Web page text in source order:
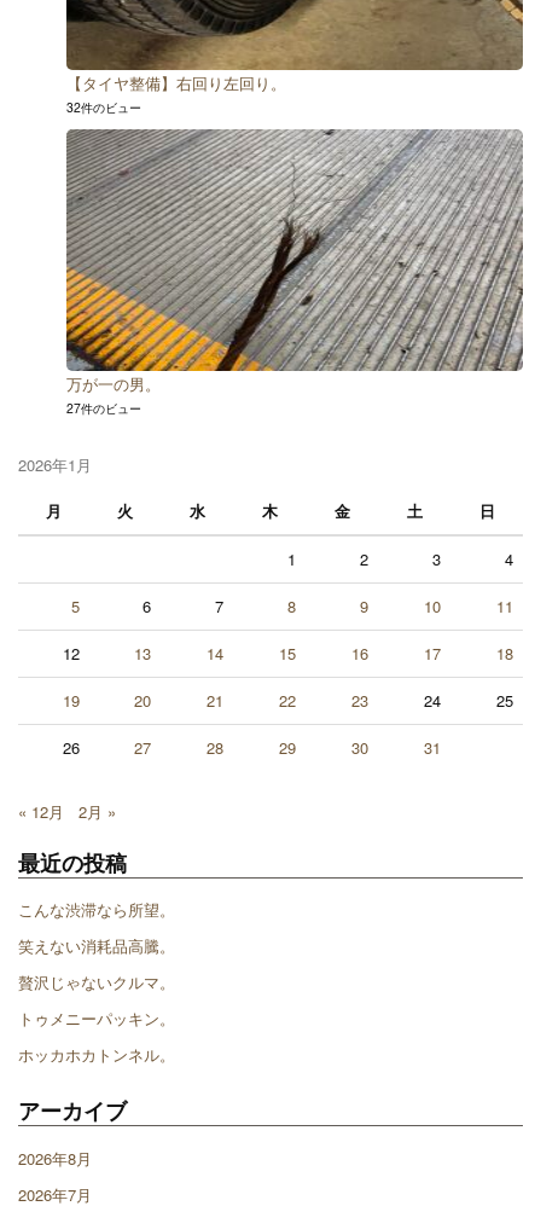
【タイヤ整備】右回り左回り。
32件のビュー
万が一の男。
27件のビュー
2026年1月
月
火 水 木 金 土 日
1 2 3 4
5 6 7 8 9 10 11
12 13 14 15 16 17 18
19 20 21 22 23 24 25
26 27 28 29 30 31
« 12月 2月 »
最近の投稿
こんな渋滞なら所望。
笑えない消耗品高騰。
贅沢じゃないクルマ。
トゥメニーパッキン。
ホッカホカトンネル。
アーカイブ
2026年8月
2026年7月